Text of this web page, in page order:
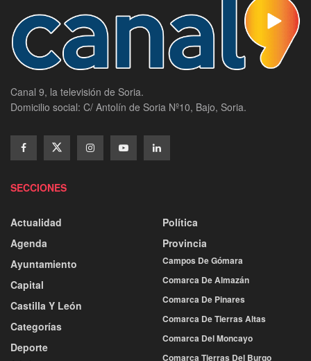
Canal 9, la televisión de Soria.
Domicilio social: C/ Antolín de Soria Nº10, Bajo, Soria.
SECCIONES
Actualidad
Agenda
Ayuntamiento
Capital
Castilla Y León
Categorías
Deporte
Política
Provincia
Campos De Gómara
Comarca De Almazán
Comarca De Pinares
Comarca De Tierras Altas
Comarca Del Moncayo
Comarca Tierras Del Burgo